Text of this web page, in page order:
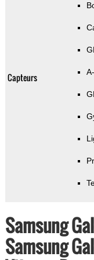
Capteurs
Samsung
Samsung